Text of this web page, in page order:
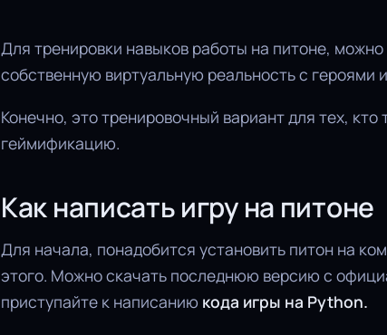
Для тренировки навыков работы на питоне, можно
собственную виртуальную реальность с героями
Конечно, это тренировочный вариант для тех, кто
геймификацию.
Как написать игру на питоне
Для начала, понадобится установить питон на
этого. Можно скачать последнюю версию с
приступайте к написанию кода игры на Python.